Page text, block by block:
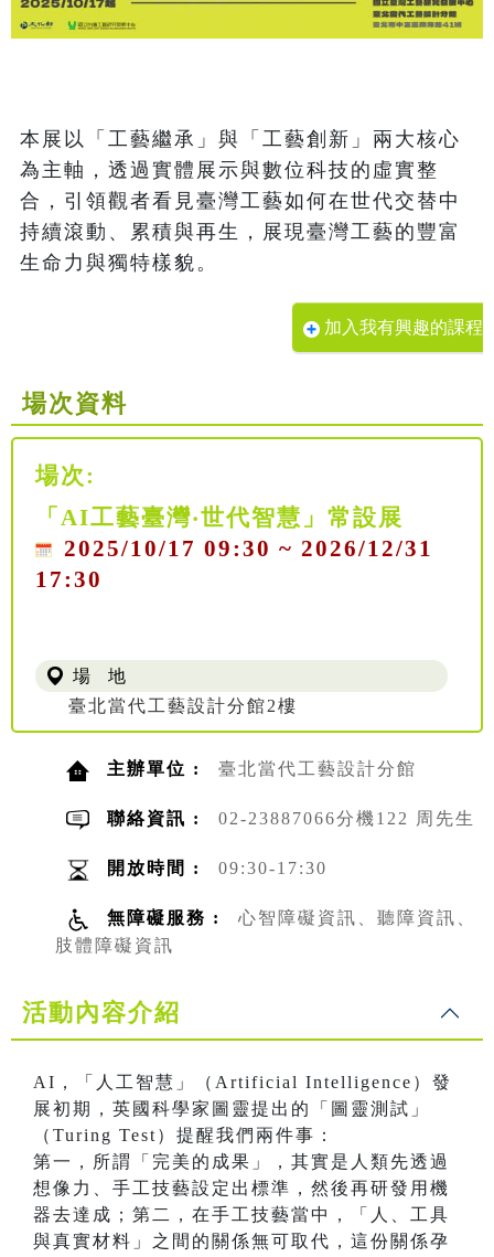
本展以「工藝繼承」與「工藝創新」兩大核心
為主軸，透過實體展示與數位科技的虛實整
合，引領觀者看見臺灣工藝如何在世代交替中
持續滾動、累積與再生，展現臺灣工藝的豐富
加入我有興趣的課程
場次資料
場次:
「AI工藝臺灣‧世代智慧」常設展
2025/10/17 09:30 ~ 2026/12/31
17:30
場 地
臺北當代工藝設計分館2樓
主辦單位 : 臺北當代工藝設計分館
聯絡資訊 : 02-23887066分機122 周先生
開放時間 : 09:30-17:30
無障礙服務 :
心智障礙資訊、聽障資訊、
肢體障礙資訊
活動內容介紹
AI，「人工智慧」（Artificial Intelligence）發
展初期，英國科學家圖靈提出的「圖靈測試」
（Turing Test）提醒我們兩件事：
第一，所謂「完美的成果」，其實是人類先透過
想像力、手工技藝設定出標準，然後再研發用機
器去達成；第二，在手工技藝當中，「人、工具
與真實材料」之間的關係無可取代，這份關係孕